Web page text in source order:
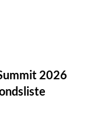
macht es für
unverzichtbar.
und Tablets…
2026